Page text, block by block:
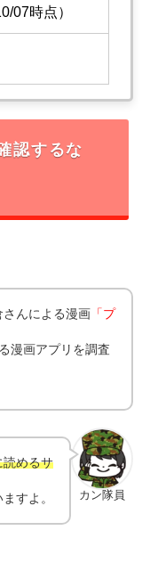
07時点）
認するな
さんによる漫画 「プ
漫画アプリを調査
カン隊員
読めるサ
すよ。